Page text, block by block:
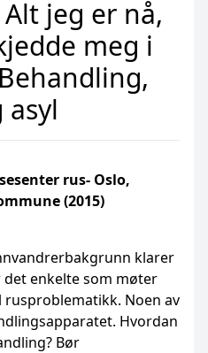
jeg er nå,
meg i
rus- Oslo,
(2015)
klarer
enkelte som møter
Noen av
Hvordan
Bør